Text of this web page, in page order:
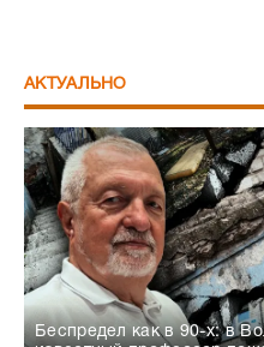
АКТУАЛЬНО
Беспредел как в 90-х: в